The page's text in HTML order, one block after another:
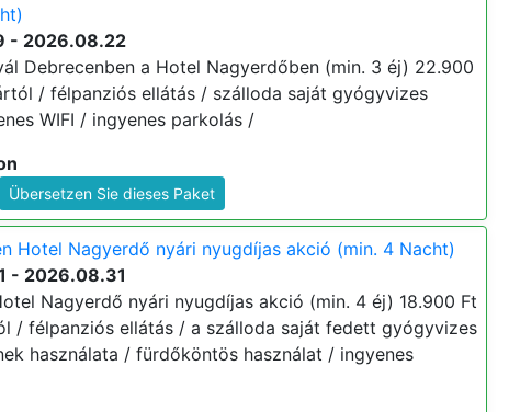
- 2026.08.22
Debrecenben a Hotel Nagyerdőben (min. 3 éj) 22.900
/ félpanziós ellátás / szálloda saját gyógyvizes
WIFI / ingyenes parkolás /
Übersetzen Sie dieses Paket
Hotel Nagyerdő nyári nyugdíjas akció (min. 4 Nacht)
- 2026.08.31
Nagyerdő nyári nyugdíjas akció (min. 4 éj) 18.900 Ft
/ félpanziós ellátás / a szálloda saját fedett gyógyvizes
használata / fürdőköntös használat / ingyenes